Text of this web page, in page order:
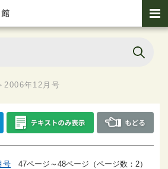
2006年12月号
号 47ページ～48ページ（ページ数：2）